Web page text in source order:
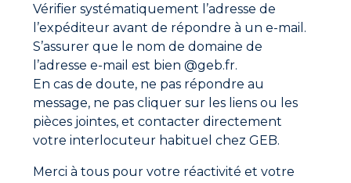
Copyright de la photo
Ne manquez aucune actualité
Nouveaux produits, conseils d’experts et offres
spéciales directement dans votre boîte mail.
Vérifier systématiquement l’adresse de
l’expéditeur avant de répondre à un e-mail.
S’assurer que le nom de domaine de
l’adresse e-mail est bien @geb.fr.
En cas de doute, ne pas répondre au
message, ne pas cliquer sur les liens ou les
pièces jointes, et contacter directement
votre interlocuteur habituel chez GEB.
Merci à tous pour votre réactivité et votre